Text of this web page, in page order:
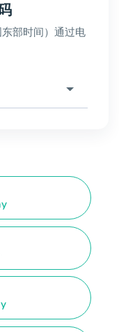
部时间）通过电